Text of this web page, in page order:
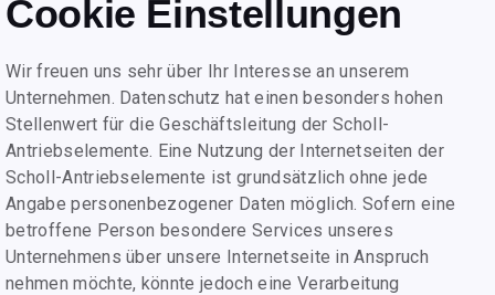
Über uns
Katalog
Dreh- & Frästeile
Ketten
Komponenten
Sonderanfertigungen
Cookie Einstellungen
Wir freuen uns sehr über Ihr Interesse an unserem
Unternehmen. Datenschutz hat einen besonders hohen
Stellenwert für die Geschäftsleitung der Scholl-
Antriebselemente. Eine Nutzung der Internetseiten der
Scholl-Antriebselemente ist grundsätzlich ohne jede
Angabe personenbezogener Daten möglich. Sofern eine
betroffene Person besondere Services unseres
Unternehmens über unsere Internetseite in Anspruch
nehmen möchte, könnte jedoch eine Verarbeitung